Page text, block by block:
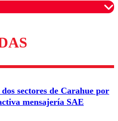
para garantizar un
sectores de Carahue por
mensajería SAE